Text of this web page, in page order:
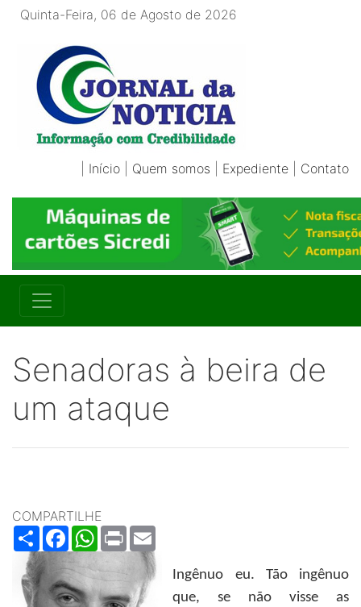
Quinta-Feira, 06 de Agosto de 2026
Início Quem somos Expediente Contato
Senadoras à beira de
um ataque
COMPARTILHE
ShareFacebookWhatsApp
Print
Ingênuo eu. Tão ingênuo
que, se não visse as